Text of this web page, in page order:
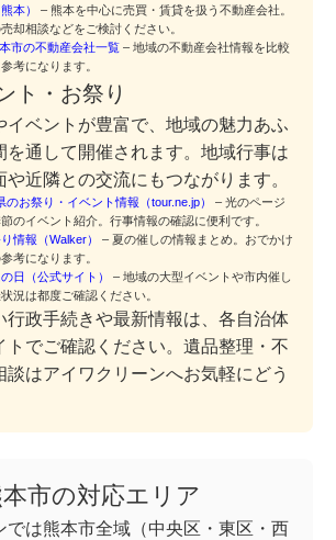
本）
– 熊本を中心に売買・賃貸を扱う不動産会社。
却相談などをご検討ください。
市の不動産会社一覧 – 地域の不動産会社情報を比較
考になります。
ト・お祭り
イベントが豊富で、地域の魅力あふ
を通して開催されます。地域行事は
近隣との交流にもつながります。
のお祭り・イベント情報（tour.ne.jp）
– 光のページ
のイベント紹介。行事情報の確認に便利です。
情報（Walker）
– 夏の催しの情報まとめ。おでかけ
考になります。
日（公式サイト）
– 地域の大型イベントや市内催し
況は都度ご確認ください。
行政手続きや最新情報は、各自治体
トでご確認ください。遺品整理・不
談はアイワクリーンへお気軽にどう
市の対応エリア
では熊本市全域（中央区・東区・西